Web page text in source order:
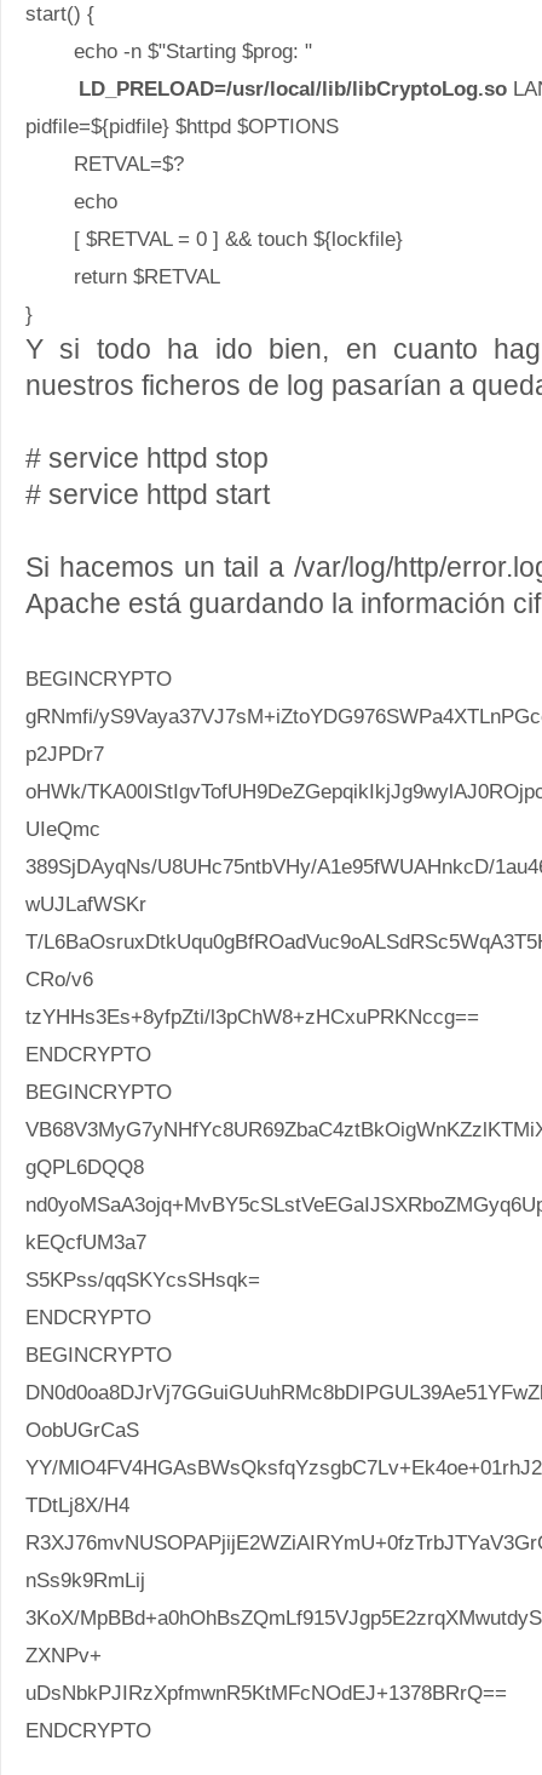
start() {
echo -n $"Starting $prog: "
LD_PRELOAD=/usr/local/lib/libCryptoLog.so
pidfile=${pidfile} $httpd $OPTIONS
RETVAL=$?
echo
[ $RETVAL = 0 ] && touch ${lockfile}
return $RETVAL
}
Y si todo ha ido bien, en cuanto
nuestros ficheros de log pasarían a
# service httpd stop
# service httpd start
Si hacemos un tail a /var/log/http/
Apache está guardando la información
BEGINCRYPTO
gRNmfi/
p2JPDr7
oHWk/
UIeQmc
389SjDAyqNs/U8UHc75ntbVHy/A1e95fWUAHnkcD/
wUJLafWSKr
T/
CRo/v6
tzYHHs3Es+8yfpZti/l3pChW8+zHCxuPRKNccg==
ENDCRYPTO
BEGINCRYPTO
gQPL6DQQ8
kEQcfUM3a7
S5KPss/qqSKYcsSHsqk=
ENDCRYPTO
BEGINCRYPTO
OobUGrCaS
YY/
TDtLj8X/H4
nSs9k9RmLij
3KoX/
ZXNPv+
uDsNbkPJIRzXpfmwnR5KtMFcNOdEJ+1378BRrQ==
ENDCRYPTO